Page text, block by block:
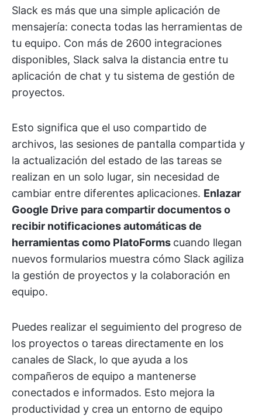
Slack es más que una simple aplicación de
mensajería: conecta todas las herramientas de
tu equipo. Con más de 2600 integraciones
disponibles, Slack salva la distancia entre tu
aplicación de chat y tu sistema de gestión de
proyectos.
Esto significa que el uso compartido de
archivos, las sesiones de pantalla compartida y
la actualización del estado de las tareas se
realizan en un solo lugar, sin necesidad de
cambiar entre diferentes aplicaciones. Enlazar
Google Drive para compartir documentos o
recibir notificaciones automáticas de
herramientas como PlatoForms cuando llegan
nuevos formularios muestra cómo Slack agiliza
la gestión de proyectos y la colaboración en
equipo.
Puedes realizar el seguimiento del progreso de
los proyectos o tareas directamente en los
canales de Slack, lo que ayuda a los
compañeros de equipo a mantenerse
conectados e informados. Esto mejora la
productividad y crea un entorno de equipo